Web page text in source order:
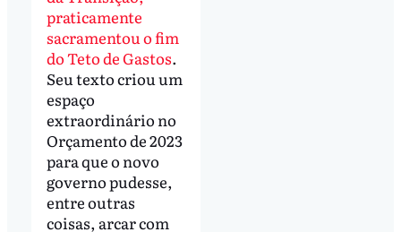
praticamente
sacramentou o fim
do Teto de Gastos.
Seu texto criou um
espaço
extraordinário no
Orçamento de 2023
para que o novo
governo pudesse,
entre outras
coisas, arcar com